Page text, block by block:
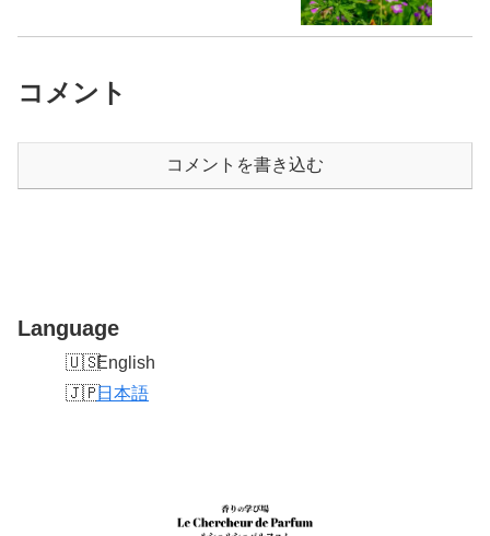
コメント
コメントを書き込む
Language
English
日本語